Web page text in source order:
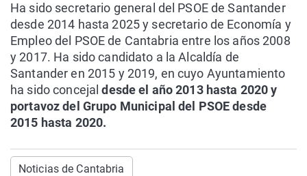
Ha sido secretario general del PSOE de Santander
desde 2014 hasta 2025 y secretario de Economía y
Empleo del PSOE de Cantabria entre los años 2008
y 2017. Ha sido candidato a la Alcaldía de
Santander en 2015 y 2019, en cuyo Ayuntamiento
ha sido concejaldesde el año 2013 hasta 2020 y
portavoz del Grupo Municipal del PSOE desde
2015 hasta 2020.
Noticias de Cantabria